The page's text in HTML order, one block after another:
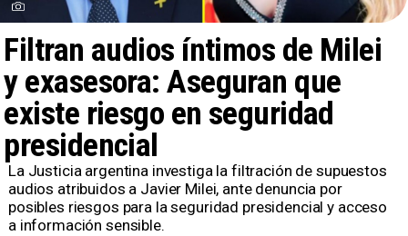
Filtran audios íntimos de Milei
y exasesora: Aseguran que
existe riesgo en seguridad
presidencial
La Justicia argentina investiga la filtración de supuestos
audios atribuidos a Javier Milei, ante denuncia por
posibles riesgos para la seguridad presidencial y acceso
a información sensible.